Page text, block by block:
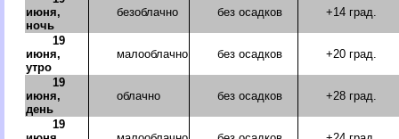
июня,
ночь
безоблачно без осадков +14 град.
19
июня,
утро
малооблачно без осадков +20 град.
19
июня,
день
облачно без осадков +28 град.
19